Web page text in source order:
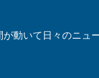
が動いて日々のニュ